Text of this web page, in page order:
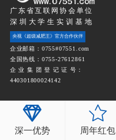
广东省互联网协会单位
深圳大学生实训基地
央视《超级减肥王》官方合作伙伴
企业邮箱：0755#07551.com
全国热线：0755-27612861
企 业 集 团 登 记 证 号：
440301800024142
深一优势 周年红包